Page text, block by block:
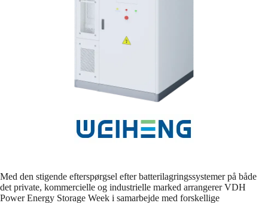
Med den stigende efterspørgsel efter batterilagringssystemer på både
det private, kommercielle og industrielle marked arrangerer VDH
Power Energy Storage Week i samarbejde med forskellige